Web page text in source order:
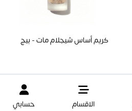
الاقسام حسابي
كريم أساس شيجلام مات - بيج